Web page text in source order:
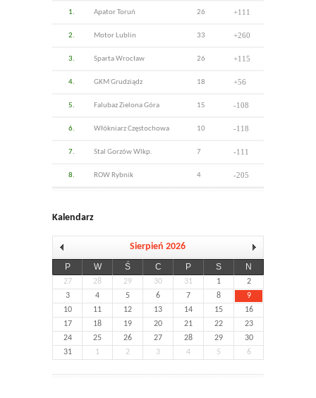
1. Apator Toruń 26 +111
2. Motor Lublin 33 +260
3. Sparta Wrocław 26 +115
4. GKM Grudziądz 18 +56
5. Falubaz Zielona Góra 15 -108
6. Włókniarz Częstochowa 10 -118
7. Stal Gorzów Wlkp. 7 -111
8. ROW Rybnik 4 -205
Kalendarz
Sierpień 2026
P W Ś C P S N
27 28 29 30 31 1
2
3
4 5 6 7 8
9
10
11 12 13 14 15
16
17
18 19 20 21 22
23
24
25 26 27 28 29
30
31
1 2 3 4 5 6